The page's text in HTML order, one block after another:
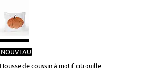
NOUVEAU
Housse de coussin à motif citrouille